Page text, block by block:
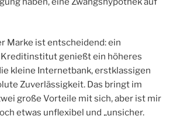
Marke ist entscheidend: ein
genießt ein höheres
kleine Internetbank, erstklassigen
Zuverlässigkeit. Das bringt im
große Vorteile mit sich, aber ist mir
etwas unflexibel und „unsicher.